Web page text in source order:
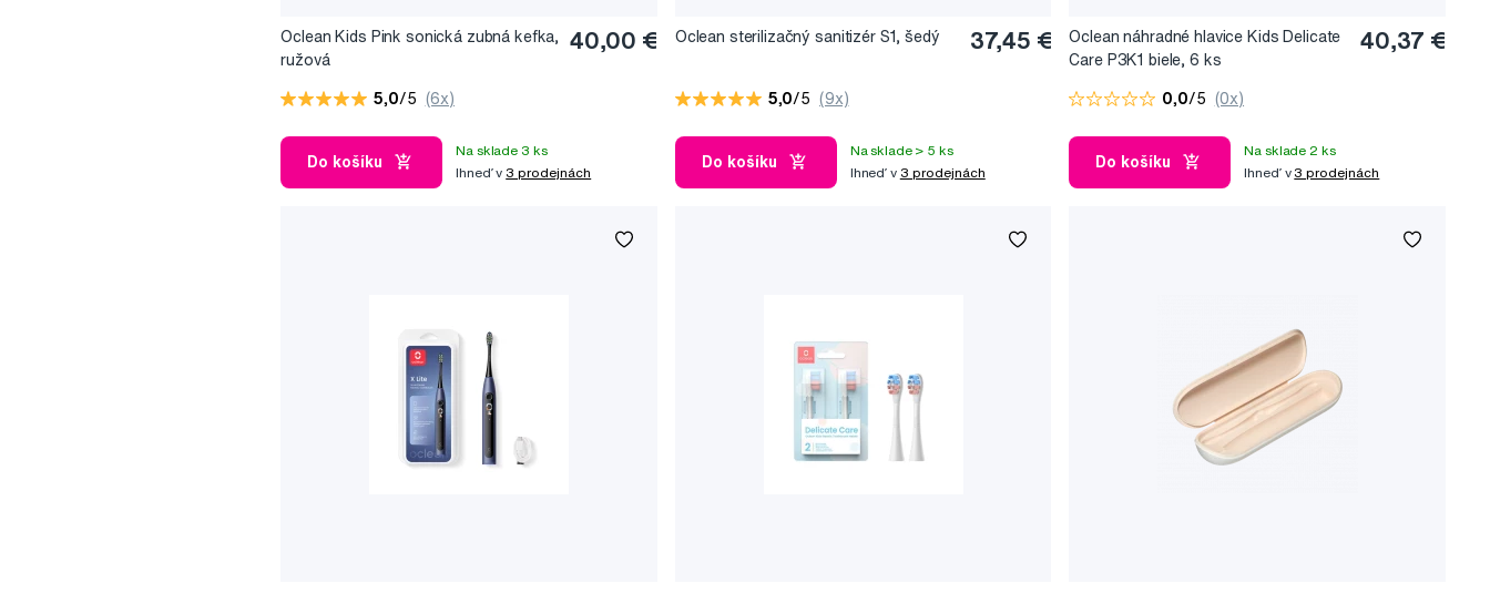
Oclean Kids Pink sonická zubná kefka,
ružová
40,00 €
5,0/5 (6x)
Do košíku
Na sklade 3 ks
Ihneď v 3 prodejnách
Oclean sterilizačný sanitizér S1, šedý 37,45 €
5,0/5 (9x)
Do košíku
Na sklade > 5 ks
Ihneď v 3 prodejnách
Oclean náhradné hlavice Kids Delicate
Care P3K1 biele, 6 ks
40,37 €
0,0/5 (0x)
Do košíku
Na sklade 2 ks
Ihneď v 3 prodejnách